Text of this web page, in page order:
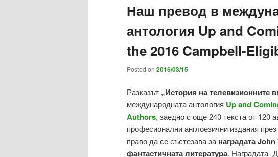
Наш превод в
антология Up and
the 2016 Campbell-
Posted on 2016/03/15
Разказът „История на телевизионните
международната антология Up and
Authors, заедно с още 240 текста от 120
професионални англоезични издания
право да се състезава за наградата
фантастичната литература. Наградата